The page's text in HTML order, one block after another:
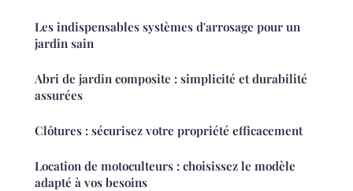
Les indispensables systèmes d'arrosage pour un
jardin sain
Abri de jardin composite : simplicité et durabilité
assurées
Clôtures : sécurisez votre propriété efficacement
Location de motoculteurs : choisissez le modèle
adapté à vos besoins